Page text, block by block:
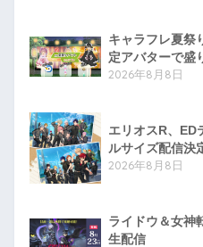
キャラフレ夏祭
定アバターで盛
2026年8月8日
エリオスR、
ルサイズ配信決
2026年8月8日
ライドウ＆女神
生配信